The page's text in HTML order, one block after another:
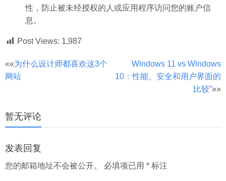
性，防止被未经授权的人或应用程序访问您的账户信
息。
Post Views: 1,987
文
章
页
««为什么设计师都喜欢这3个
网站
Windows 11 vs Windows
10：性能、安全和用户界面的
比较”»»
暂无评论
发表回复
您的邮箱地址不会被公开。 必填项已用 * 标注